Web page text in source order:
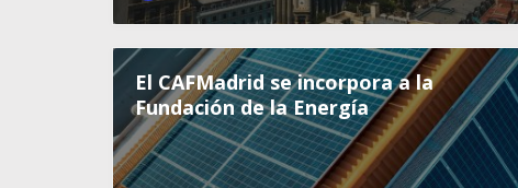
El CAFMadrid se incorpora a la
Fundación de la Energía